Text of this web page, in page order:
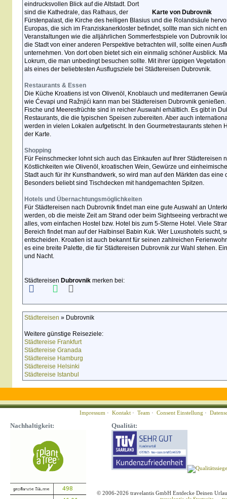
Karte von Dubrovnik
eindrucksvollen Blick auf die Altstadt. Dort
sind die Kathedrale, das Rathaus, der
Fürstenpalast, die Kirche des heiligen Blasius und die Rolandsäule
Europas, die sich im Franziskanerkloster befindet, sollte man sich nicht
Veranstaltungen wie die alljährlichen Sommerfestspiele von Dubrovnik
die Stadt von einer anderen Perspektive betrachten will, sollte einen
unternehmen. Von dort oben bietet sich ein einmalig schöner Ausblick.
Lokrum, die man unbedingt besuchen sollte. Mit ihrer üppigen
als eines der beliebtesten Ausflugsziele bei Städtereisen Dubrovnik.
Restaurants & Essen
Die Küche Kroatiens ist von Olivenöl, Knoblauch und mediterranen
wie Ćevapi und Ražnjići kann man bei Städtereisen Dubrovnik
Fische und Meeresfrüchte sind in reicher Auswahl erhältlich. Es gibt in
Restaurants, die die typischen Speisen zubereiten. Aber auch
werden in vielen Lokalen aufgetischt. In den Gourmetrestaurants stehen
der Karte.
Shopping
Für Feinschmecker lohnt sich auch das Einkaufen auf Ihrer Städtereisen
Köstlichkeiten wie Olivenöl, kroatischen Wein, Gewürze und
Stadt auch für ihr Kunsthandwerk, so wird man auf den Märkten das
Besonders beliebt sind Tischdecken mit handgemachten Spitzen.
Hotels und Übernachtungsmöglichkeiten
Für Städtereisen nach Dubrovnik findet man eine gute Auswahl an
werden, ob die meiste Zeit am Strand oder beim Sightseeing verbracht
alles, vom einfachen Hostel bzw. Hotel bis zum 5-Sterne Hotel. Viele
Bereich findet man auf der Halbinsel Babin Kuk. Wer Luxushotels sucht,
entscheiden. Kroatien ist auch bekannt für seinen zahlreichen
es eine breite Palette, die für Städtereisen Dubrovnik zur Wahl stehen.
und Nacht.
Städtereisen Dubrovnik merken bei:
Städtereisen » Dubrovnik
Weitere günstige Reiseziele:
Städtereise Frankfurt
Städtereise Granada
Städtereise Hamburg
Städtereise Helsinki
Städtereise Istanbul
Impressum · Kontakt · Team · Consent Einstellung ·
Nachhaltigkeit: Qualität:
© 2006-2026 travelantis GmbH Entdecke Deinen